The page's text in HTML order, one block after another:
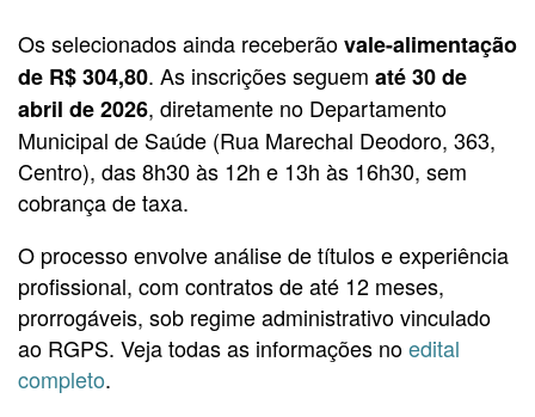
Os selecionados ainda receberãovale-alimentação
de R$ 304,80. As inscrições seguem até 30 de
abril de 2026, diretamente no Departamento
Municipal de Saúde (Rua Marechal Deodoro, 363,
Centro), das 8h30 às 12h e 13h às 16h30, sem
cobrança de taxa.
O processo envolve análise de títulos e experiência
profissional, com contratos de até 12 meses,
prorrogáveis, sob regime administrativo vinculado
ao RGPS. Veja todas as informações noedital
completo.